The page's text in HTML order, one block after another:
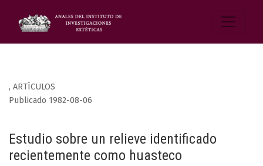
, ARTÍCULOS
Estudio sobre un relieve identificado
recientemente como huasteco
Publicado 1982-08-06